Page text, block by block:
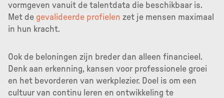
vormgeven vanuit de talentdata die beschikbaar is.
Met de gevalideerde profielen zet je mensen maximaal
in hun kracht.
Ook de beloningen zijn breder dan alleen financieel.
Denk aan erkenning, kansen voor professionele groei
en het bevorderen van werkplezier. Doel is om een ​​
cultuur van continu leren en ontwikkeling te